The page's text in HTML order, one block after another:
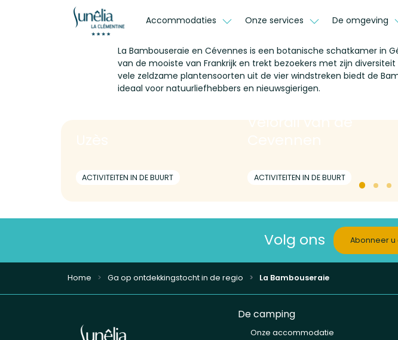
Accommodaties Onze services De omgeving
La Bambouseraie en Cévennes is een botanische schatkamer in
van de mooiste van Frankrijk en trekt bezoekers met zijn diversiteit
vele zeldzame plantensoorten uit de vier windstreken biedt de
ideaal voor natuurliefhebbers en nieuwsgierigen.
ACTIVITEITEN IN DE BUURT ACTIVITEITEN IN DE BUURT
Volg ons Abonneer
Home Ga op ontdekkingstocht in de regio La Bambouseraie
De camping
Onze accommodatie